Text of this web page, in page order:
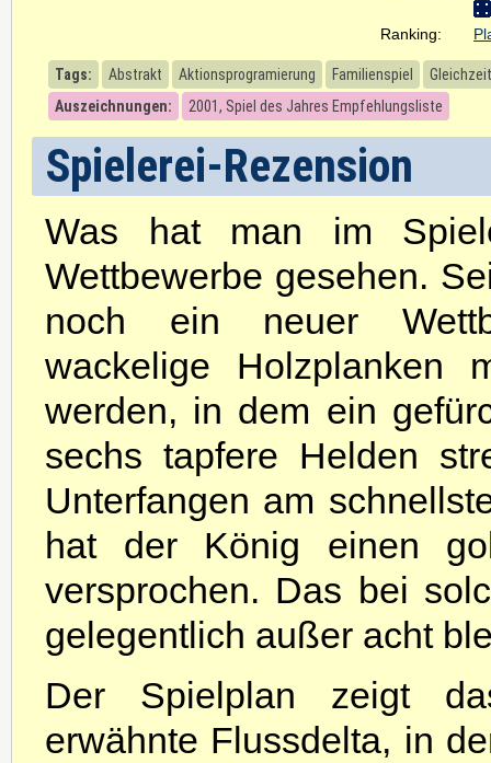
Ranking:
Tags: Abstrakt Aktionsprogramierung Familienspiel
Auszeichnungen:
2001, Spiel des Jahres Empfehlungsliste
Spielerei-Rezension
Was hat man im
Wettbewerbe gesehen.
noch ein neuer
wackelige Holzplanken
werden, in dem ein
sechs tapfere Helden
Unterfangen am
hat der König einen
versprochen. Das bei
gelegentlich außer acht
Der Spielplan zeigt
erwähnte Flussdelta, in